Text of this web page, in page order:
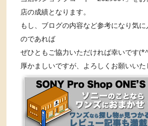
店の成績となります。
もし、ブログの内容など参考になり気
のであれば
ぜひともご協力いただければ幸いです
厚かましいですが、よろしくお願いいた